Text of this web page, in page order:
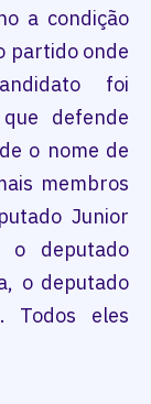
a condição
partido onde
foi
defende
o nome de
membros
Junior
o deputado
o deputado
Todos eles